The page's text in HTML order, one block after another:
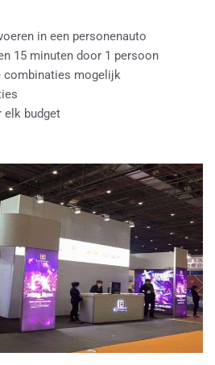
in een personenauto
15 minuten door 1 persoon
combinaties mogelijk
elk budget